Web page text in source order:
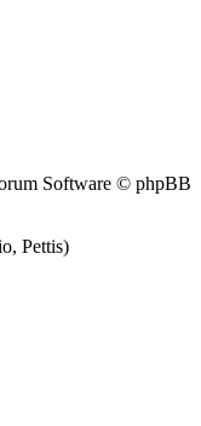
Software © phpBB
Pettis)